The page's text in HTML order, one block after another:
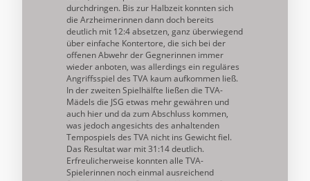
durchdringen. Bis zur Halbzeit konnten sich
die Arzheimerinnen dann doch bereits
deutlich mit 12:4 absetzen, ganz überwiegend
über einfache Kontertore, die sich bei der
offenen Abwehr der Gegnerinnen immer
wieder anboten, was allerdings ein reguläres
Angriffsspiel des TVA kaum aufkommen ließ.
In der zweiten Spielhälfte ließen die TVA-
Mädels die JSG etwas mehr gewähren und
auch hier und da zum Abschluss kommen,
was jedoch angesichts des anhaltenden
Tempospiels des TVA nicht ins Gewicht fiel.
Das Resultat war mit 31:14 deutlich.
Erfreulicherweise konnten alle TVA-
Spielerinnen noch einmal ausreichend